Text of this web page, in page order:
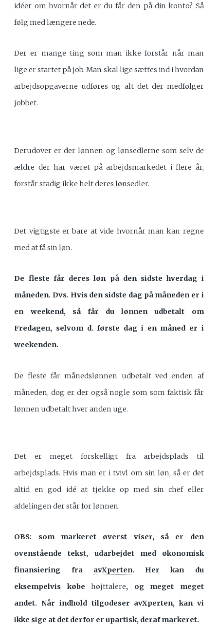
idéer om hvornår det er du får den på din konto? Så
følg med længere nede.
Der er mange ting som man ikke forstår når man
lige er startet på job. Man skal lige sættes ind i hvordan
arbejdsopgaverne udføres og alt det der medfølger
jobbet.
Derudover er der lønnen og lønsedlerne som selv de
ældre der har været på arbejdsmarkedet i flere år,
forstår stadig ikke helt deres lønsedler.
Det vigtigste er bare at vide hvornår man kan regne
med at få sin løn.
De fleste får deres løn på den sidste hverdag i
måneden. Dvs. Hvis den sidste dag på måneden er i
en weekend, så får du lønnen udbetalt om
Fredagen, selvom d. første dag i en måned er i
weekenden.
De fleste får månedslønnen udbetalt ved enden af
måneden, dog er der også nogle som som faktisk får
lønnen udbetalt hver anden uge.
Det er meget forskelligt fra arbejdsplads til
arbejdsplads. Hvis man er i tvivl om sin løn, så er det
altid en god idé at tjekke op med sin chef eller
afdelingen der står for lønnen.
OBS: som markeret øverst viser, så er den
ovenstående tekst, udarbejdet med økonomisk
finansiering fra avXperten. Her kan du
eksempelvis købehøjttalere, og meget meget
andet. Når indhold tilgodeser avXperten, kan vi
ikke sige at det derfor er upartisk, deraf markeret.